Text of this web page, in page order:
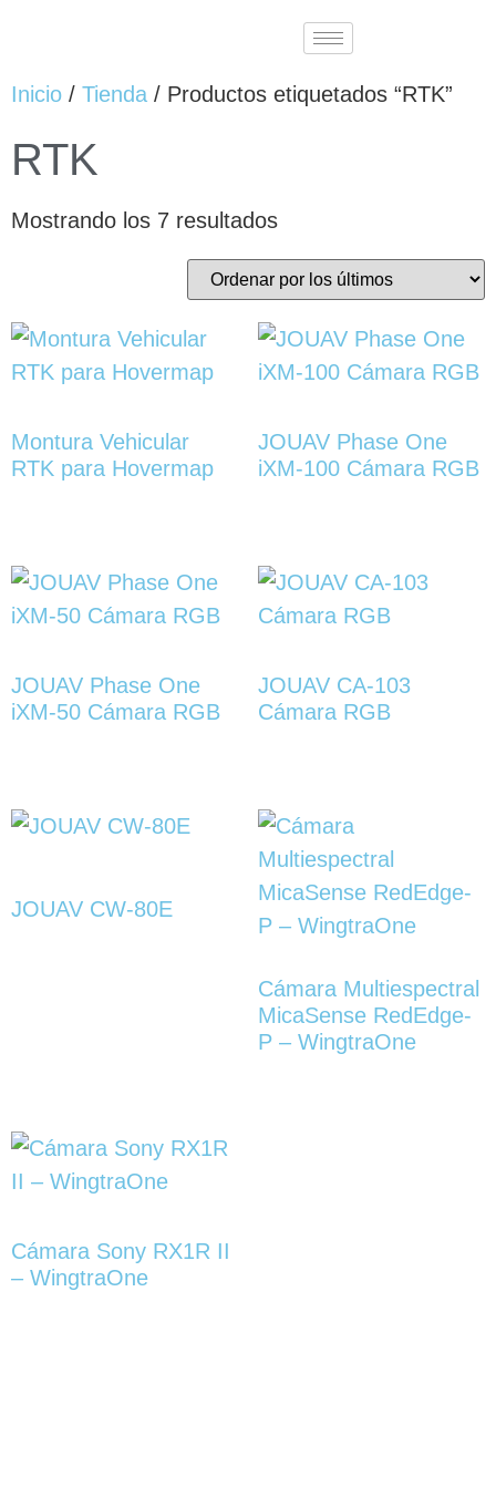
Inicio / Tienda / Productos etiquetados “RTK”
RTK
Mostrando los 7 resultados
Montura Vehicular
RTK para Hovermap
JOUAV Phase One
iXM-100 Cámara RGB
JOUAV Phase One
iXM-50 Cámara RGB
JOUAV CA-103
Cámara RGB
JOUAV CW-80E
Cámara Multiespectral
MicaSense RedEdge-
P – WingtraOne
Cámara Sony RX1R II
– WingtraOne